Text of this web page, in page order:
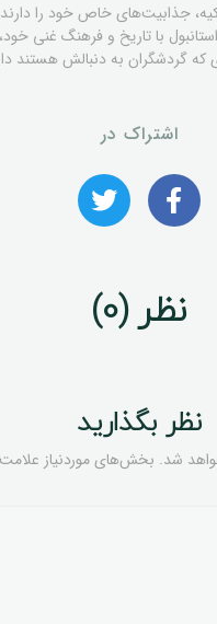
جذابیت‌های خاص خود را
با تاریخ و فرهنگ غنی
گردشگران به دنبالش هستند
اشتراک در
نظر (0)
نظر بگذارید
شد. بخش‌های موردنیاز